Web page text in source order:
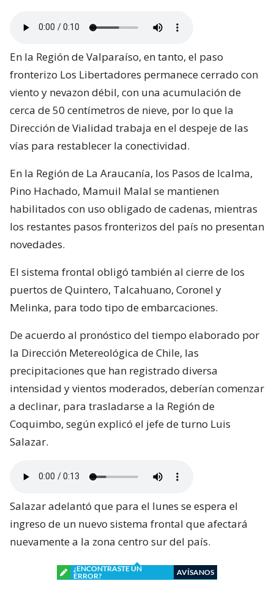
En la Región de Valparaíso, en tanto, el paso
fronterizo Los Libertadores permanece cerrado con
viento y nevazon débil, con una acumulación de
cerca de 50 centímetros de nieve, por lo que la
Dirección de Vialidad trabaja en el despeje de las
vías para restablecer la conectividad.
En la Región de La Araucanía, los Pasos de Icalma,
Pino Hachado, Mamuil Malal se mantienen
habilitados con uso obligado de cadenas, mientras
los restantes pasos fronterizos del país no presentan
novedades.
El sistema frontal obligó también al cierre de los
puertos de Quintero, Talcahuano, Coronel y
Melinka, para todo tipo de embarcaciones.
De acuerdo al pronóstico del tiempo elaborado por
la Dirección Metereológica de Chile, las
precipitaciones que han registrado diversa
intensidad y vientos moderados, deberían comenzar
a declinar, para trasladarse a la Región de
Coquimbo, según explicó el jefe de turno Luis
Salazar.
Salazar adelantó que para el lunes se espera el
ingreso de un nuevo sistema frontal que afectará
nuevamente a la zona centro sur del país.
¿ENCONTRASTE UN
ERROR?
AVÍSANOS